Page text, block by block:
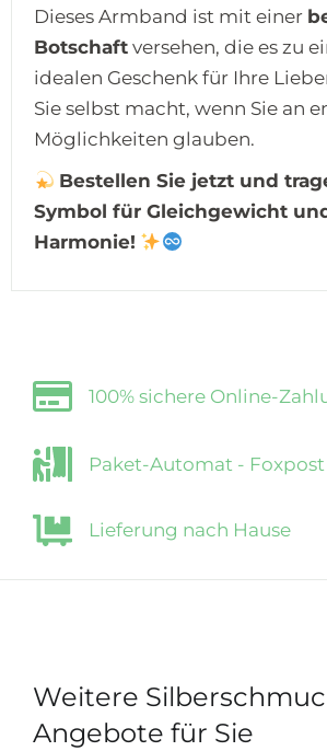
Dieses Armband ist mit einer
Botschaft versehen, die es zu
idealen Geschenk für Ihre
Sie selbst macht, wenn Sie an
Möglichkeiten glauben.
Bestellen Sie jetzt und
Symbol für Gleichgewicht
Harmonie!
100% sichere Online-
Paket-Automat - Foxpost
Lieferung nach Hause
Weitere
Angebote für Sie